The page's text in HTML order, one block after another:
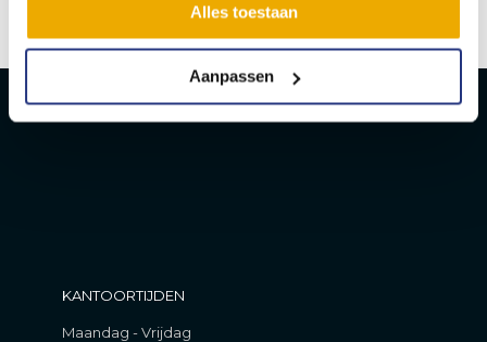
Alles toestaan
Aanpassen
KANTOORTIJDEN
Maandag - Vrijdag